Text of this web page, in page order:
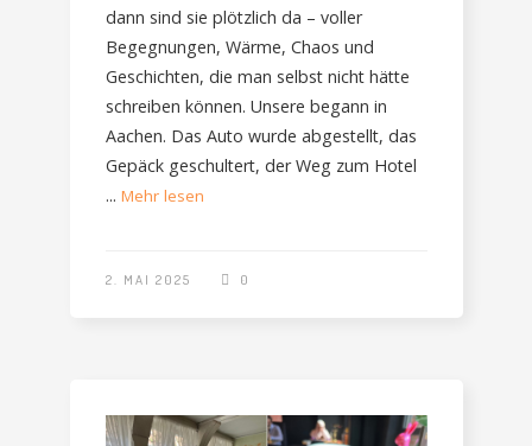
dann sind sie plötzlich da – voller
Begegnungen, Wärme, Chaos und
Geschichten, die man selbst nicht hätte
schreiben können. Unsere begann in
Aachen. Das Auto wurde abgestellt, das
Gepäck geschultert, der Weg zum Hotel
... Mehr lesen
2. MAI 2025 0